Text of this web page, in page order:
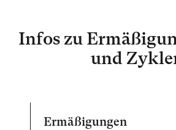
Infos zu
und
Ermäßigungen